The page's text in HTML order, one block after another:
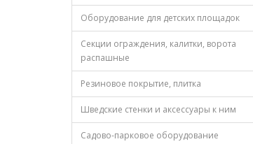
Оборудование для детских площадок
Секции ограждения, калитки, ворота
распашные
Резиновое покрытие, плитка
Шведские стенки и аксессуары к ним
Садово-парковое оборудование